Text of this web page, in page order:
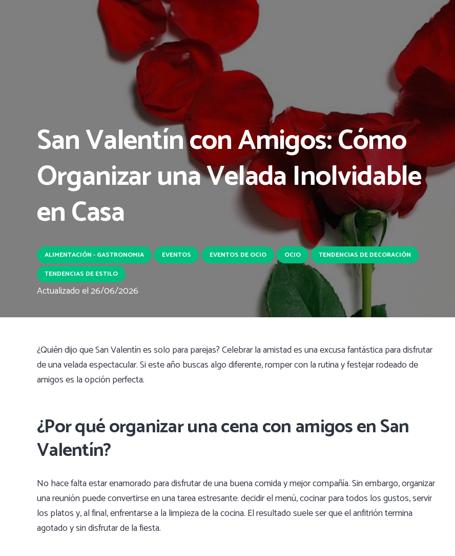
San Valentín con Amigos: Cómo
Organizar una Velada Inolvidable
en Casa
ALIMENTACIÓN - GASTRONOMIA EVENTOS EVENTOS DE OCIO OCIO
TENDENCIAS DE DECORACIÓN
TENDENCIAS DE ESTILO
Actualizado el26/06/2026
¿Quién dijo que San Valentín es solo para parejas? Celebrar la amistad es una excusa fantástica para disfrutar
de una velada espectacular. Si este año buscas algo diferente, romper con la rutina y festejar rodeado de
amigos es la opción perfecta.
¿Por qué organizar una cena con amigos en San
Valentín?
No hace falta estar enamorado para disfrutar de una buena comida y mejor compañía. Sin embargo, organizar
una reunión puede convertirse en una tarea estresante: decidir el menú, cocinar para todos los gustos, servir
los platos y, al final, enfrentarse a la limpieza de la cocina. El resultado suele ser que el anfitrión termina
agotado y sin disfrutar de la fiesta.